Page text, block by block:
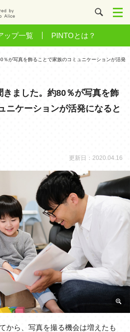
ップ一覧 PINTOとは？
％が写真を飾ることで家族のコミュニケーションが活発
ました。約80％が写真を飾
ニケーションが活発になると
更新日：2020.04.16
から、写真を撮る機会は増えたも